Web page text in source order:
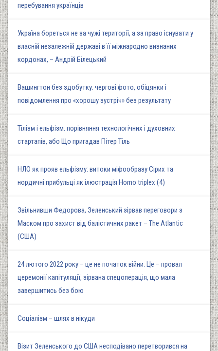
перебування українців
Україна бореться не за чужі території, а за право існувати у
власній незалежній державі в її міжнародно визнаних
кордонах, – Андрій Білецький
Вашингтон без здобутку: чергові фото, обіцянки і
повідомлення про «хорошу зустріч» без результату
Тілізм і ельфізм: порівняння технологічних і духовних
стартапів, або Що пригадав Пітер Тіль
НЛО як прояв ельфізму: витоки міфообразу Сірих та
нордичні прибульці як ілюстрація Homo triplex (4)
Звільнивши Федорова, Зеленський зірвав переговори з
Маском про захист від балістичних ракет – The Atlantic
(США)
24 лютого 2022 року – це не початок війни. Це – провал
церемонії капітуляції, зірвана спецоперація, що мала
завершитись без бою
Соціалізм – шлях в нікуди
Візит Зеленського до США несподівано перетворився на